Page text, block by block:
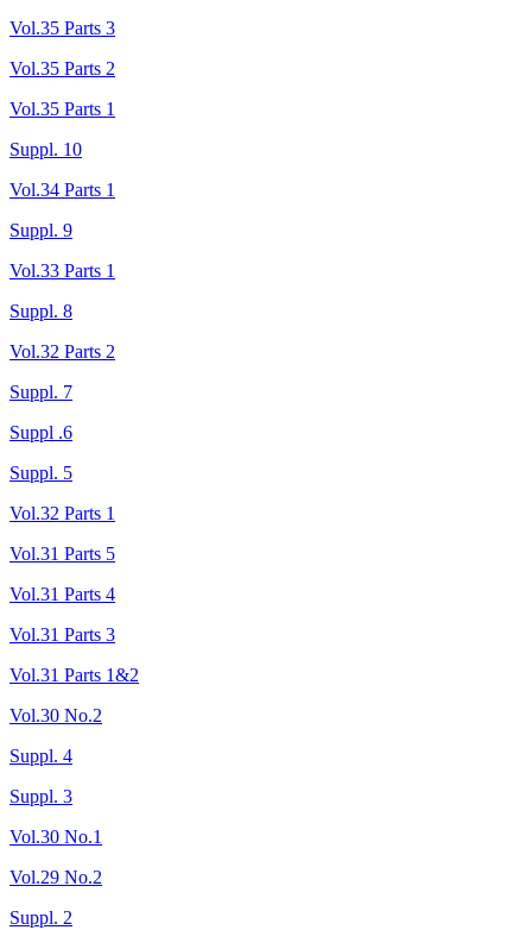
Vol.35 Parts 3
Vol.35 Parts 2
Vol.35 Parts 1
Suppl. 10
Vol.34 Parts 1
Suppl. 9
Vol.33 Parts 1
Suppl. 8
Vol.32 Parts 2
Suppl. 7
Suppl .6
Suppl. 5
Vol.32 Parts 1
Vol.31 Parts 5
Vol.31 Parts 4
Vol.31 Parts 3
Vol.31 Parts 1&2
Vol.30 No.2
Suppl. 4
Suppl. 3
Vol.30 No.1
Vol.29 No.2
Suppl. 2